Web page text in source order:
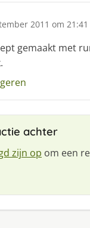
2011 om 21:41
gemaakt met
achter
zijn op om een